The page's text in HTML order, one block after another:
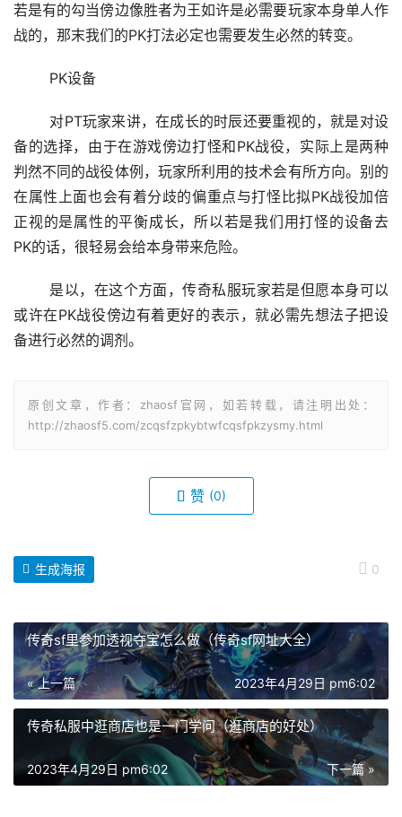
若是有的勾当傍边像胜者为王如许是必需要玩家本身单人作
战的，那末我们的PK打法必定也需要发生必然的转变。
	PK设备
备的选择，由于在游戏傍边打怪和PK战役，实际上是两种
判然不同的战役体例，玩家所利用的技术会有所方向。别的
在属性上面也会有着分歧的偏重点与打怪比拟PK战役加倍
正视的是属性的平衡成长，所以若是我们用打怪的设备去
PK的话，很轻易会给本身带来危险。
或许在PK战役傍边有着更好的表示，就必需先想法子把设
备进行必然的调剂。
原创文章，作者：zhaosf官网，如若转载，请注明出处：
http://zhaosf5.com/zcqsfzpkybtwfcqsfpkzysmy.html
赞 (0)
0
生成海报
传奇sf里参加透视夺宝怎么做（传奇sf网址大全）
« 上一篇 2023年4月29日 pm6:02
传奇私服中逛商店也是一门学问（逛商店的好处）
下一篇 »
2023年4月29日 pm6:02